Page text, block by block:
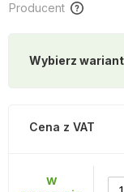
Producent
Wybierz wariant
Cena z VAT
W